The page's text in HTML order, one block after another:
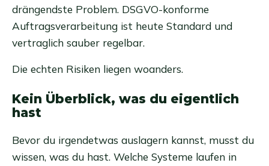
drängendste Problem. DSGVO-konforme
Auftragsverarbeitung ist heute Standard und
vertraglich sauber regelbar.
Die echten Risiken liegen woanders.
Kein Überblick, was du eigentlich
hast
Bevor du irgendetwas auslagern kannst, musst du
wissen, was du hast. Welche Systeme laufen in